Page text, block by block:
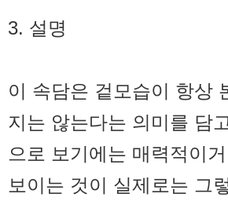
3. 설명
이 속담은 겉모습이 항상
지는 않는다는 의미를 담
으로 보기에는 매력적이
보이는 것이 실제로는 그